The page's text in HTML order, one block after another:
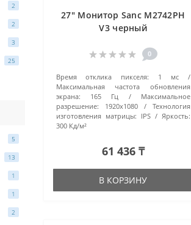
2
2
3
25
5
13
1
1
2
27" Монитор Sanc M2742PH
V3 черный
0
Время отклика пикселя:
1 мс
Максимальная частота обновления
экрана:
165 Гц
Максимальное
разрешение:
1920x1080
Технология
изготовления матрицы: IPS
Яркость:
300 Кд/м²
61 436 ₸
В КОРЗИНУ